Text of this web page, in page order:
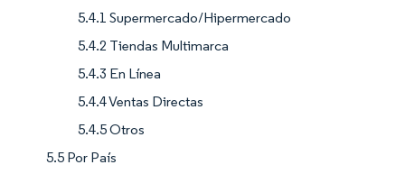
5.4.1 Supermercado/Hipermercado
5.4.2 Tiendas Multimarca
5.4.3 En Línea
5.4.4 Ventas Directas
5.4.5 Otros
5.5 Por País